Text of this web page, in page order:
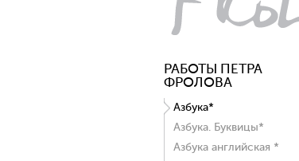
РАБОТЫ ПЕТРА
ФРОЛОВА
Азбука*
Азбука. Буквицы*
Азбука английская *